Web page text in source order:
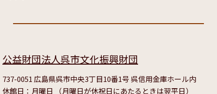
公益財団法人呉市文化振興財団
737-0051 広島県呉市中央3丁目10番1号 呉信用金庫ホール内
休館日：月曜日 （月曜日が休祝日にあたるときは翌平日）